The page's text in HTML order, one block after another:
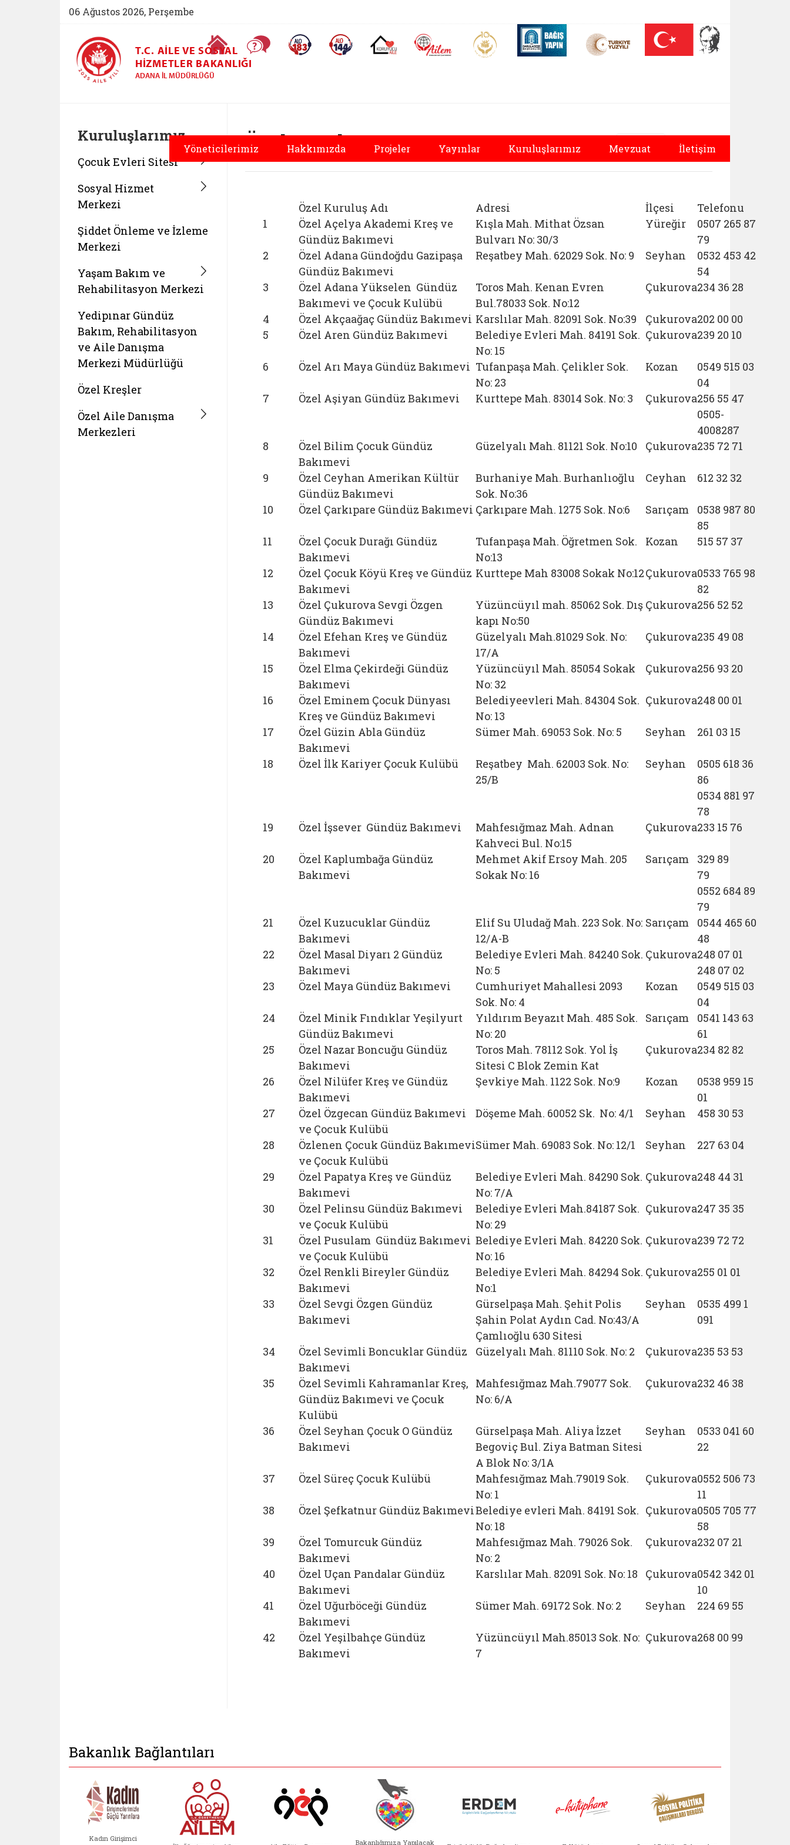
06 Ağustos 2026, Perşembe
Ana Sayfa Sıkça Sorulan SorularAlo 183 (yeni sekmede açılır)Alo 144 (yeni sekmede açılır)Koruyucu Aile (yeni sekmede açılır)
AİLEM İletişim Merkezi (yeni sekmede açılır)
Aile ve Nüfus On Yılı (yeni sekmede açılır)Darülaceze bağış sayfası (yeni sekmede açılır)
T.C. AILE VE SOSYAL
HIZMETLER BAKANLIĞI
ADANA İL MÜDÜRLÜĞÜ
Yöneticilerimiz Hakkımızda Projeler Yayınlar Kuruluşlarımız Mevzuat İletişim
Kuruluşlarımız
Çocuk Evleri Sitesi
Sosyal Hizmet
Merkezi
Şiddet Önleme ve İzleme
Merkezi
Yaşam Bakım ve
Rehabilitasyon Merkezi
Yedipınar Gündüz
Bakım, Rehabilitasyon
ve Aile Danışma
Merkezi Müdürlüğü
Özel Kreşler
Özel Aile Danışma
Merkezleri
Özel Kreşler Yazdır
Özel Kuruluş Adı Adresi İlçesi
Telefonu
1
Özel Açelya Akademi Kreş ve
Gündüz Bakımevi
Kışla Mah. Mithat Özsan
Bulvarı No: 30/3
Yüreğir
0507 265 87
79
2
Özel Adana Gündoğdu Gazipaşa
Gündüz Bakımevi
Reşatbey Mah. 62029 Sok. No: 9 Seyhan
0532 453 42
54
3
Özel Adana Yükselen Gündüz
Bakımevi ve Çocuk Kulübü
Toros Mah. Kenan Evren
Bul.78033 Sok. No:12
Çukurova234 36 28
4 Özel Akçaağaç Gündüz Bakımevi Karslılar Mah. 82091 Sok. No:39 Çukurova202 00 00
5
Özel Aren Gündüz Bakımevi
Belediye Evleri Mah. 84191 Sok.
No: 15
Çukurova239 20 10
6 Özel Arı Maya Gündüz Bakımevi Tufanpaşa Mah. Çelikler Sok.
No: 23
Kozan
0549 515 03
04
7
Özel Aşiyan Gündüz Bakımevi Kurttepe Mah. 83014 Sok. No: 3 Çukurova256 55 47
0505-
4008287
8
Özel Bilim Çocuk Gündüz
Bakımevi
Güzelyalı Mah. 81121 Sok. No:10 Çukurova235 72 71
9
Özel Ceyhan Amerikan Kültür
Gündüz Bakımevi
Burhaniye Mah. Burhanlıoğlu
Sok. No:36
Ceyhan 612 32 32
10 Özel Çarkıpare Gündüz Bakımevi Çarkıpare Mah. 1275 Sok. No:6 Sarıçam
0538 987 80
85
11
Özel Çocuk Durağı Gündüz
Bakımevi
Tufanpaşa Mah. Öğretmen Sok.
No:13
Kozan 515 57 37
12
Özel Çocuk Köyü Kreş ve Gündüz
Bakımevi
Kurttepe Mah 83008 Sokak No:12Çukurova0533 765 98
82
13
Özel Çukurova Sevgi Özgen
Gündüz Bakımevi
Yüzüncüyıl mah. 85062 Sok. Dış
kapı No:50
Çukurova256 52 52
14
Özel Efehan Kreş ve Gündüz
Bakımevi
Güzelyalı Mah.81029 Sok. No:
17/A
Çukurova235 49 08
15
Özel Elma Çekirdeği Gündüz
Bakımevi
Yüzüncüyıl Mah. 85054 Sokak
No: 32
Çukurova256 93 20
16
Özel Eminem Çocuk Dünyası
Kreş ve Gündüz Bakımevi
Belediyeevleri Mah. 84304 Sok.
No: 13
Çukurova248 00 01
17
Özel Güzin Abla Gündüz
Bakımevi
Sümer Mah. 69053 Sok. No: 5 Seyhan 261 03 15
18 Özel İlk Kariyer Çocuk Kulübü
Reşatbey Mah. 62003 Sok. No:
25/B
Seyhan
0505 618 36
86
0534 881 97
78
19
Özel İşsever Gündüz Bakımevi
Mahfesığmaz Mah. Adnan
Kahveci Bul. No:15
Çukurova233 15 76
20
Özel Kaplumbağa Gündüz
Bakımevi
Mehmet Akif Ersoy Mah. 205
Sokak No: 16
Sarıçam
329 89
79
0552 684 89
79
21
Özel Kuzucuklar Gündüz
Bakımevi
Elif Su Uludağ Mah. 223 Sok. No:
12/A-B
Sarıçam
0544 465 60
48
22
Özel Masal Diyarı 2 Gündüz
Bakımevi
Belediye Evleri Mah. 84240 Sok.
No: 5
Çukurova248 07 01
248 07 02
23
Özel Maya Gündüz Bakımevi
Cumhuriyet Mahallesi 2093
Sok. No: 4
Kozan
0549 515 03
04
24
Özel Minik Fındıklar Yeşilyurt
Gündüz Bakımevi
Yıldırım Beyazıt Mah. 485 Sok.
No: 20
Sarıçam
0541 143 63
61
25
Özel Nazar Boncuğu Gündüz
Bakımevi
Toros Mah. 78112 Sok. Yol İş
Sitesi C Blok Zemin Kat
Çukurova234 82 82
26
Özel Nilüfer Kreş ve Gündüz
Bakımevi
Şevkiye Mah. 1122 Sok. No:9 Kozan
0538 959 15
01
27
Özel Özgecan Gündüz Bakımevi
ve Çocuk Kulübü
Döşeme Mah. 60052 Sk. No: 4/1 Seyhan 458 30 53
28
Özlenen Çocuk Gündüz Bakımevi
ve Çocuk Kulübü
Sümer Mah. 69083 Sok. No: 12/1 Seyhan 227 63 04
29
Özel Papatya Kreş ve Gündüz
Bakımevi
Belediye Evleri Mah. 84290 Sok.
No: 7/A
Çukurova248 44 31
30
Özel Pelinsu Gündüz Bakımevi
ve Çocuk Kulübü
Belediye Evleri Mah.84187 Sok.
No: 29
Çukurova247 35 35
31
Özel Pusulam Gündüz Bakımevi
ve Çocuk Kulübü
Belediye Evleri Mah. 84220 Sok.
No: 16
Çukurova239 72 72
32
Özel Renkli Bireyler Gündüz
Bakımevi
Belediye Evleri Mah. 84294 Sok.
No:1
Çukurova255 01 01
33
Özel Sevgi Özgen Gündüz
Bakımevi
Gürselpaşa Mah. Şehit Polis
Şahin Polat Aydın Cad. No:43/A
Çamlıoğlu 630 Sitesi
Seyhan
0535 499 1
091
34
Özel Sevimli Boncuklar Gündüz
Bakımevi
Güzelyalı Mah. 81110 Sok. No: 2 Çukurova235 53 53
35
Özel Sevimli Kahramanlar Kreş,
Gündüz Bakımevi ve Çocuk
Kulübü
Mahfesığmaz Mah.79077 Sok.
No: 6/A
Çukurova232 46 38
36
Özel Seyhan Çocuk O Gündüz
Bakımevi
Gürselpaşa Mah. Aliya İzzet
Begoviç Bul. Ziya Batman Sitesi
A Blok No: 3/1A
Seyhan
0533 041 60
22
37 Özel Süreç Çocuk Kulübü
Mahfesığmaz Mah.79019 Sok.
No: 1
Çukurova0552 506 73
11
38
Özel Şefkatnur Gündüz BakımeviBelediye evleri Mah. 84191 Sok.
No: 18
Çukurova0505 705 77
58
39
Özel Tomurcuk Gündüz
Bakımevi
Mahfesığmaz Mah. 79026 Sok.
No: 2
Çukurova232 07 21
40
Özel Uçan Pandalar Gündüz
Bakımevi
Karslılar Mah. 82091 Sok. No: 18 Çukurova0542 342 01
10
41
Özel Uğurböceği Gündüz
Bakımevi
Sümer Mah. 69172 Sok. No: 2 Seyhan 224 69 55
42
Özel Yeşilbahçe Gündüz
Bakımevi
Yüzüncüyıl Mah.85013 Sok. No:
7
Çukurova268 00 99
Bakanlık Bağlantıları
Kadın Girişimci
Bakanlığımıza Yapılacak